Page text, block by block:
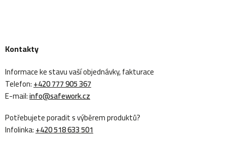
Kontakty
Informace ke stavu vaší objednávky, fakturace
Telefon:+420 777 905 367
E-mail:info@safework.cz
Potřebujete poradit s výběrem produktů?
Infolinka:+420 518 633 501